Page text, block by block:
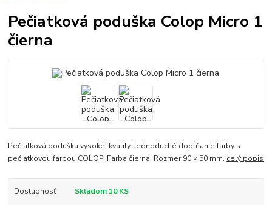
Pečiatková poduška Colop Micro 1
čierna
Pečiatková poduška vysokej kvality. Jednoduché dopĺňanie farby s
pečiatkovou farbou COLOP. Farba čierna. Rozmer 90 × 50 mm. celý popis
Dostupnosť Skladom 10 KS